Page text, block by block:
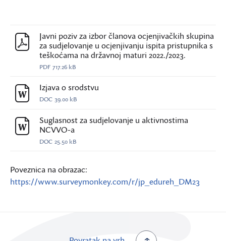
Javni poziv za izbor članova ocjenjivačkih skupina
za sudjelovanje u ocjenjivanju ispita pristupnika s
teškoćama na državnoj maturi 2022./2023.
PDF 717.26 kB
Izjava o srodstvu
DOC 39.00 kB
Suglasnost za sudjelovanje u aktivnostima
NCVVO-a
DOC 25.50 kB
Poveznica na obrazac:
https://www.surveymonkey.com/r/jp_edureh_DM23